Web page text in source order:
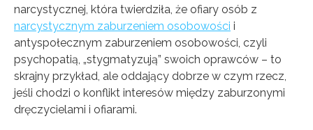
narcystycznej, która twierdziła, że ofiary osób z
narcystycznym zaburzeniem osobowości i
antyspołecznym zaburzeniem osobowości, czyli
psychopatią, „stygmatyzują” swoich oprawców – to
skrajny przykład, ale oddający dobrze w czym rzecz,
jeśli chodzi o konflikt interesów między zaburzonymi
dręczycielami i ofiarami.